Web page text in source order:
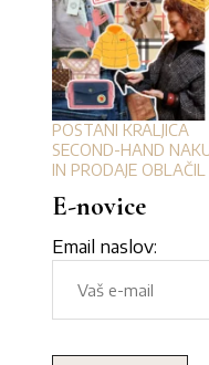
POSTANI KRALJICA
SECOND-HAND
IN PRODAJE OBLAČIL
E-novice
Email naslov: